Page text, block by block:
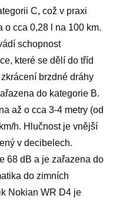
C, což v praxi
o cca 0,28 l na 100 km.
schopnost
které se dělí do tříd
brzdné dráhy
do kategorie B.
až o cca 3-4 metry (od
h. Hlučnost je vnější
v decibelech.
68 dB a je zařazena do
do zimních
Nokian WR D4 je